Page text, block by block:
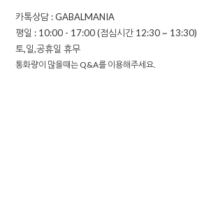
카톡상담 : GABALMANIA
평일 : 10:00 - 17:00 (점심시간 12:30 ~ 13:30)
토,일,공휴일 휴무
통화량이 많을때는 Q&A를 이용해주세요.